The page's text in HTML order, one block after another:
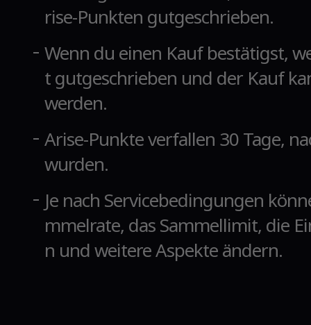
rise-Punkten gutgeschrieben.
Wenn du einen Kauf bestätigst,
t gutgeschrieben und der Kauf
werden.
Arise-Punkte verfallen 30 Tage,
wurden.
Je nach Servicebedingungen
mmelrate, das Sammellimit, die
n und weitere Aspekte ändern.